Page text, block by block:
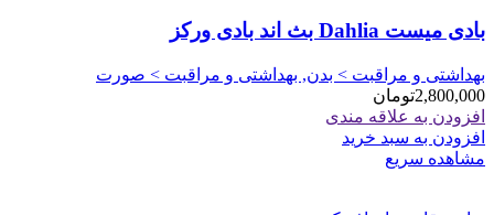
بادی میست Dahlia بث اند بادی ورکز
بهداشتی و مراقبت > بدن, بهداشتی و مراقبت > صورت
2,800,000تومان
افزودن به علاقه مندی
افزودن به سبد خرید
مشاهده سریع